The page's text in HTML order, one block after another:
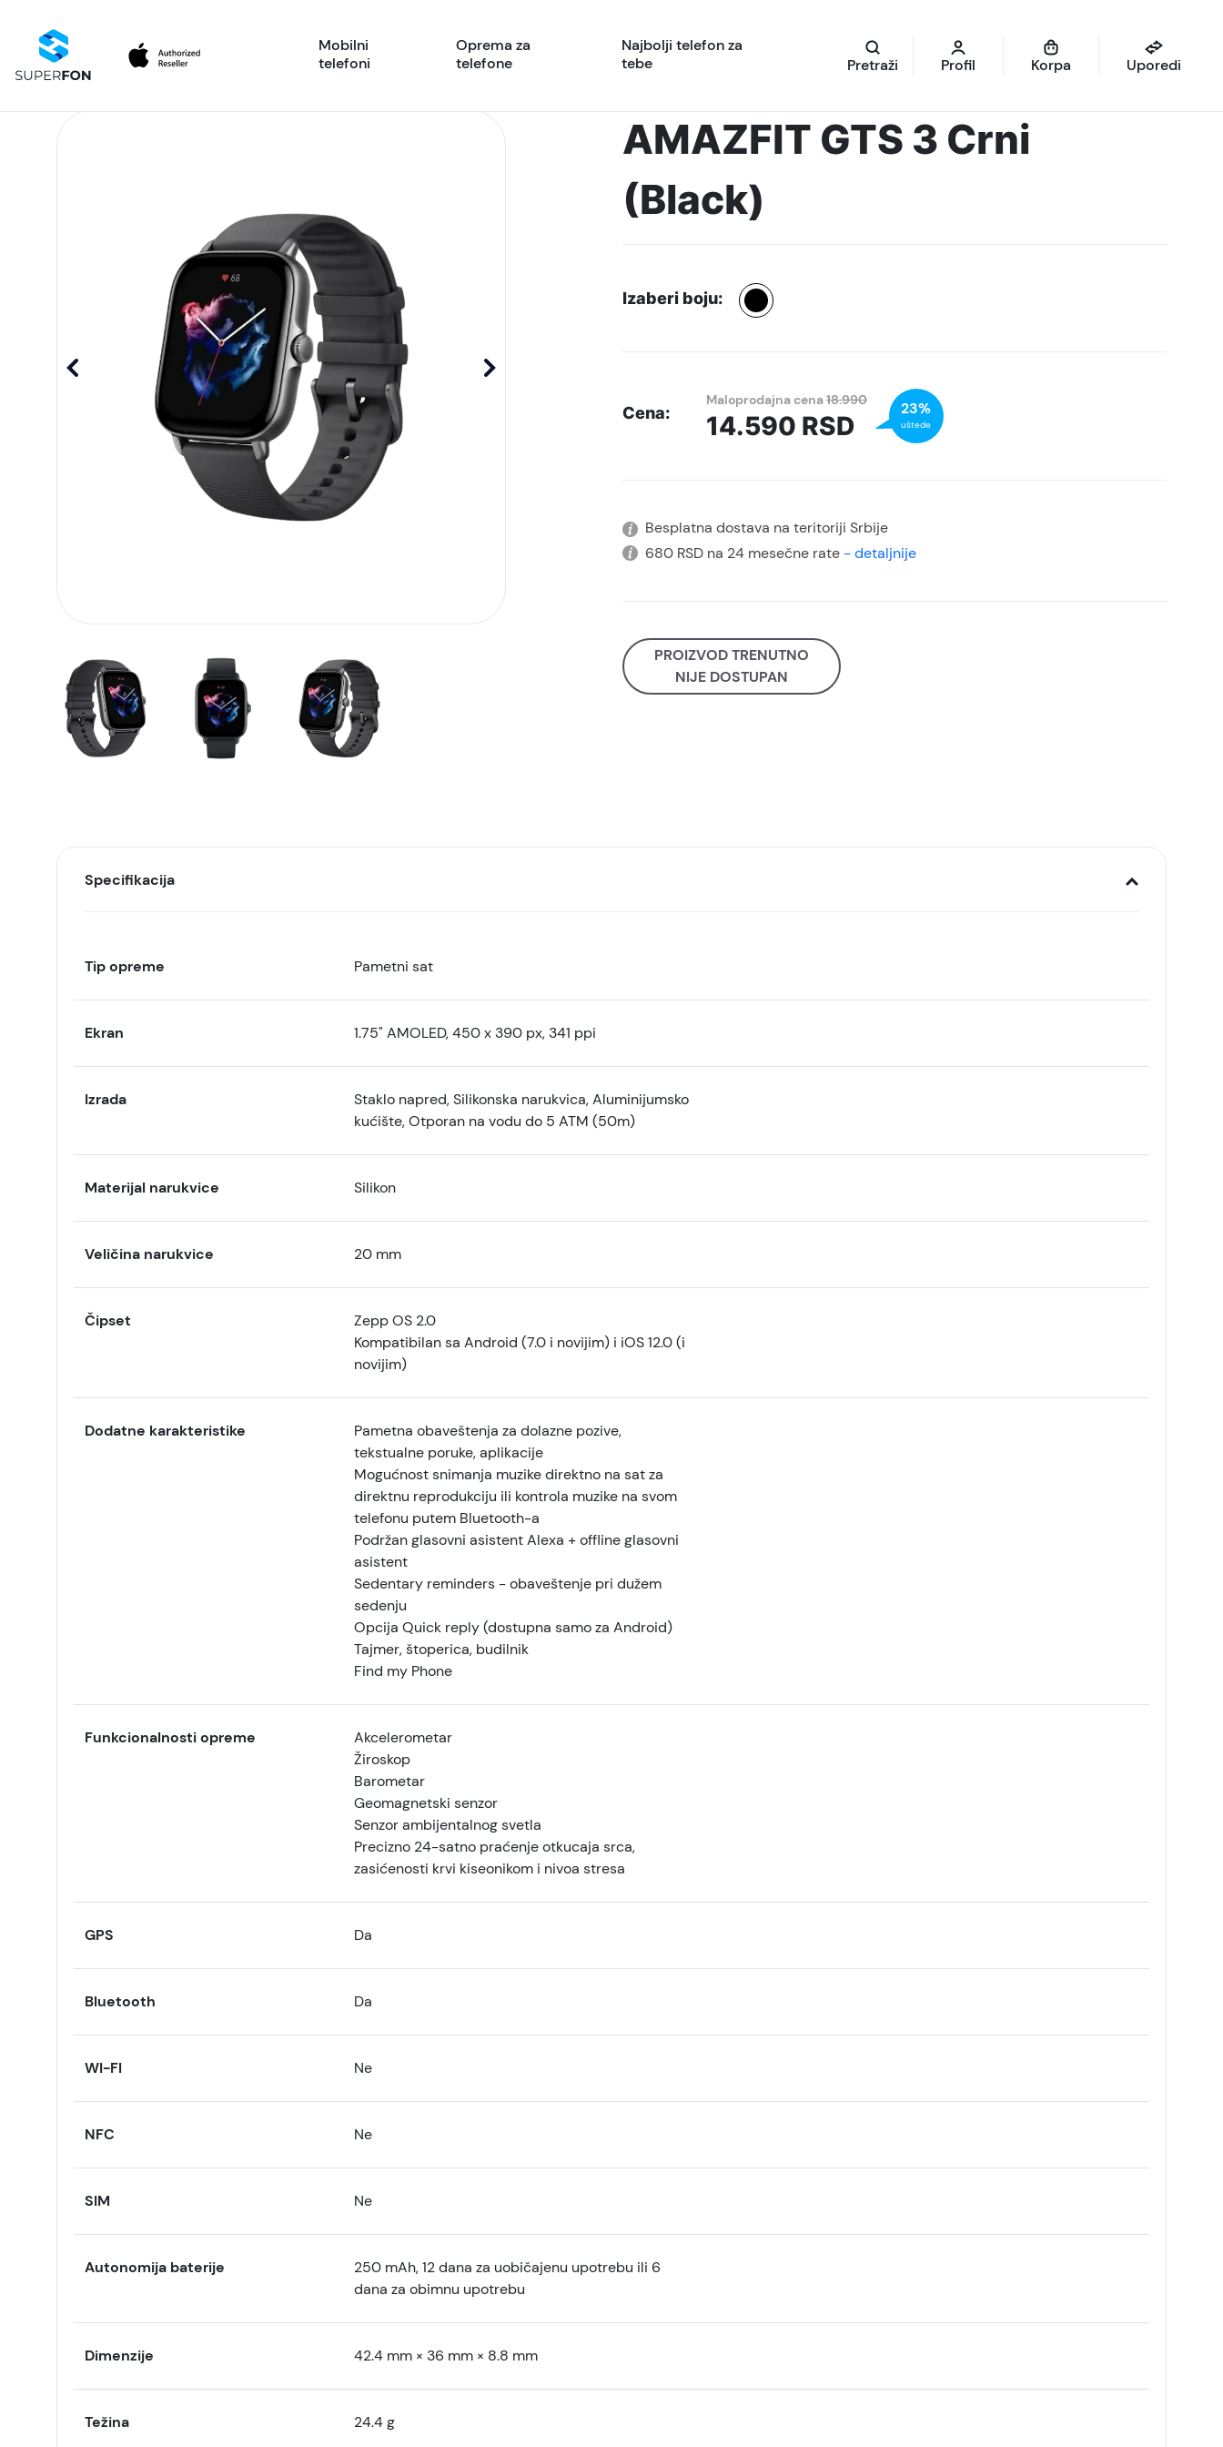
Mobilni
telefoni
Oprema za
telefone
Najbolji telefon za
tebe
Pretraži Profil Korpa Uporedi
AMAZFIT GTS 3 Crni
(Black)
Izaberi boju:
Cena:
Maloprodajna cena18.990
14.590 RSD
23%
uštede
Besplatna dostava na teritoriji Srbije
680 RSD na 24 mesečne rate- detaljnije
PROIZVOD TRENUTNO
NIJE DOSTUPAN
Specifikacija
Tip opreme Pametni sat
Ekran 1.75" AMOLED, 450 x 390 px, 341 ppi
Izrada
Staklo napred, Silikonska narukvica, Aluminijumsko
kućište, Otporan na vodu do 5 ATM (50m)
Materijal narukvice Silikon
Veličina narukvice 20 mm
Čipset
Zepp OS 2.0
Kompatibilan sa Android (7.0 i novijim) i iOS 12.0 (i
novijim)
Dodatne karakteristike
Pametna obaveštenja za dolazne pozive,
tekstualne poruke, aplikacije
Mogućnost snimanja muzike direktno na sat za
direktnu reprodukciju ili kontrola muzike na svom
telefonu putem Bluetooth-a
Podržan glasovni asistent Alexa + offline glasovni
asistent
Sedentary reminders - obaveštenje pri dužem
sedenju
Opcija Quick reply (dostupna samo za Android)
Tajmer, štoperica, budilnik
Find my Phone
Funkcionalnosti opreme
Akcelerometar
Žiroskop
Barometar
Geomagnetski senzor
Senzor ambijentalnog svetla
Precizno 24-satno praćenje otkucaja srca,
zasićenosti krvi kiseonikom i nivoa stresa
GPS Da
Bluetooth Da
WI-FI Ne
NFC Ne
SIM Ne
Autonomija baterije
250 mAh, 12 dana za uobičajenu upotrebu ili 6
dana za obimnu upotrebu
Dimenzije 42.4 mm × 36 mm × 8.8 mm
Težina 24.4 g